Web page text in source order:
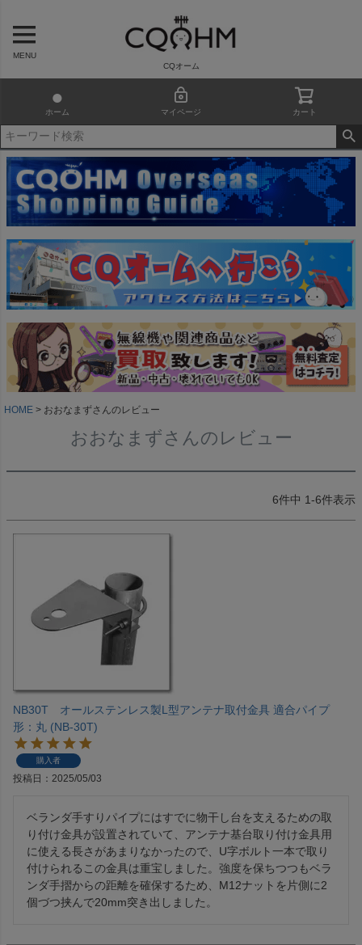
MENU
CQオーム
ホーム マイページ カート
HOME おおなまずさんのレビュー
おおなまずさんのレビュー
6件中 1-6件表示
NB30T オールステンレス製L型アンテナ取付金具 適合パイプ
形：丸 (NB-30T)
購入者
投稿日 2025/05/03
ベランダ手すりパイプにはすでに物干し台を支えるための取
り付け金具が設置されていて、アンテナ基台取り付け金具用
に使える長さがあまりなかったので、U字ボルト一本で取り
付けられるこの金具は重宝しました。強度を保ちつつもベラ
ンダ手摺からの距離を確保するため、M12ナットを片側に2
個づつ挟んで20mm突き出しました。